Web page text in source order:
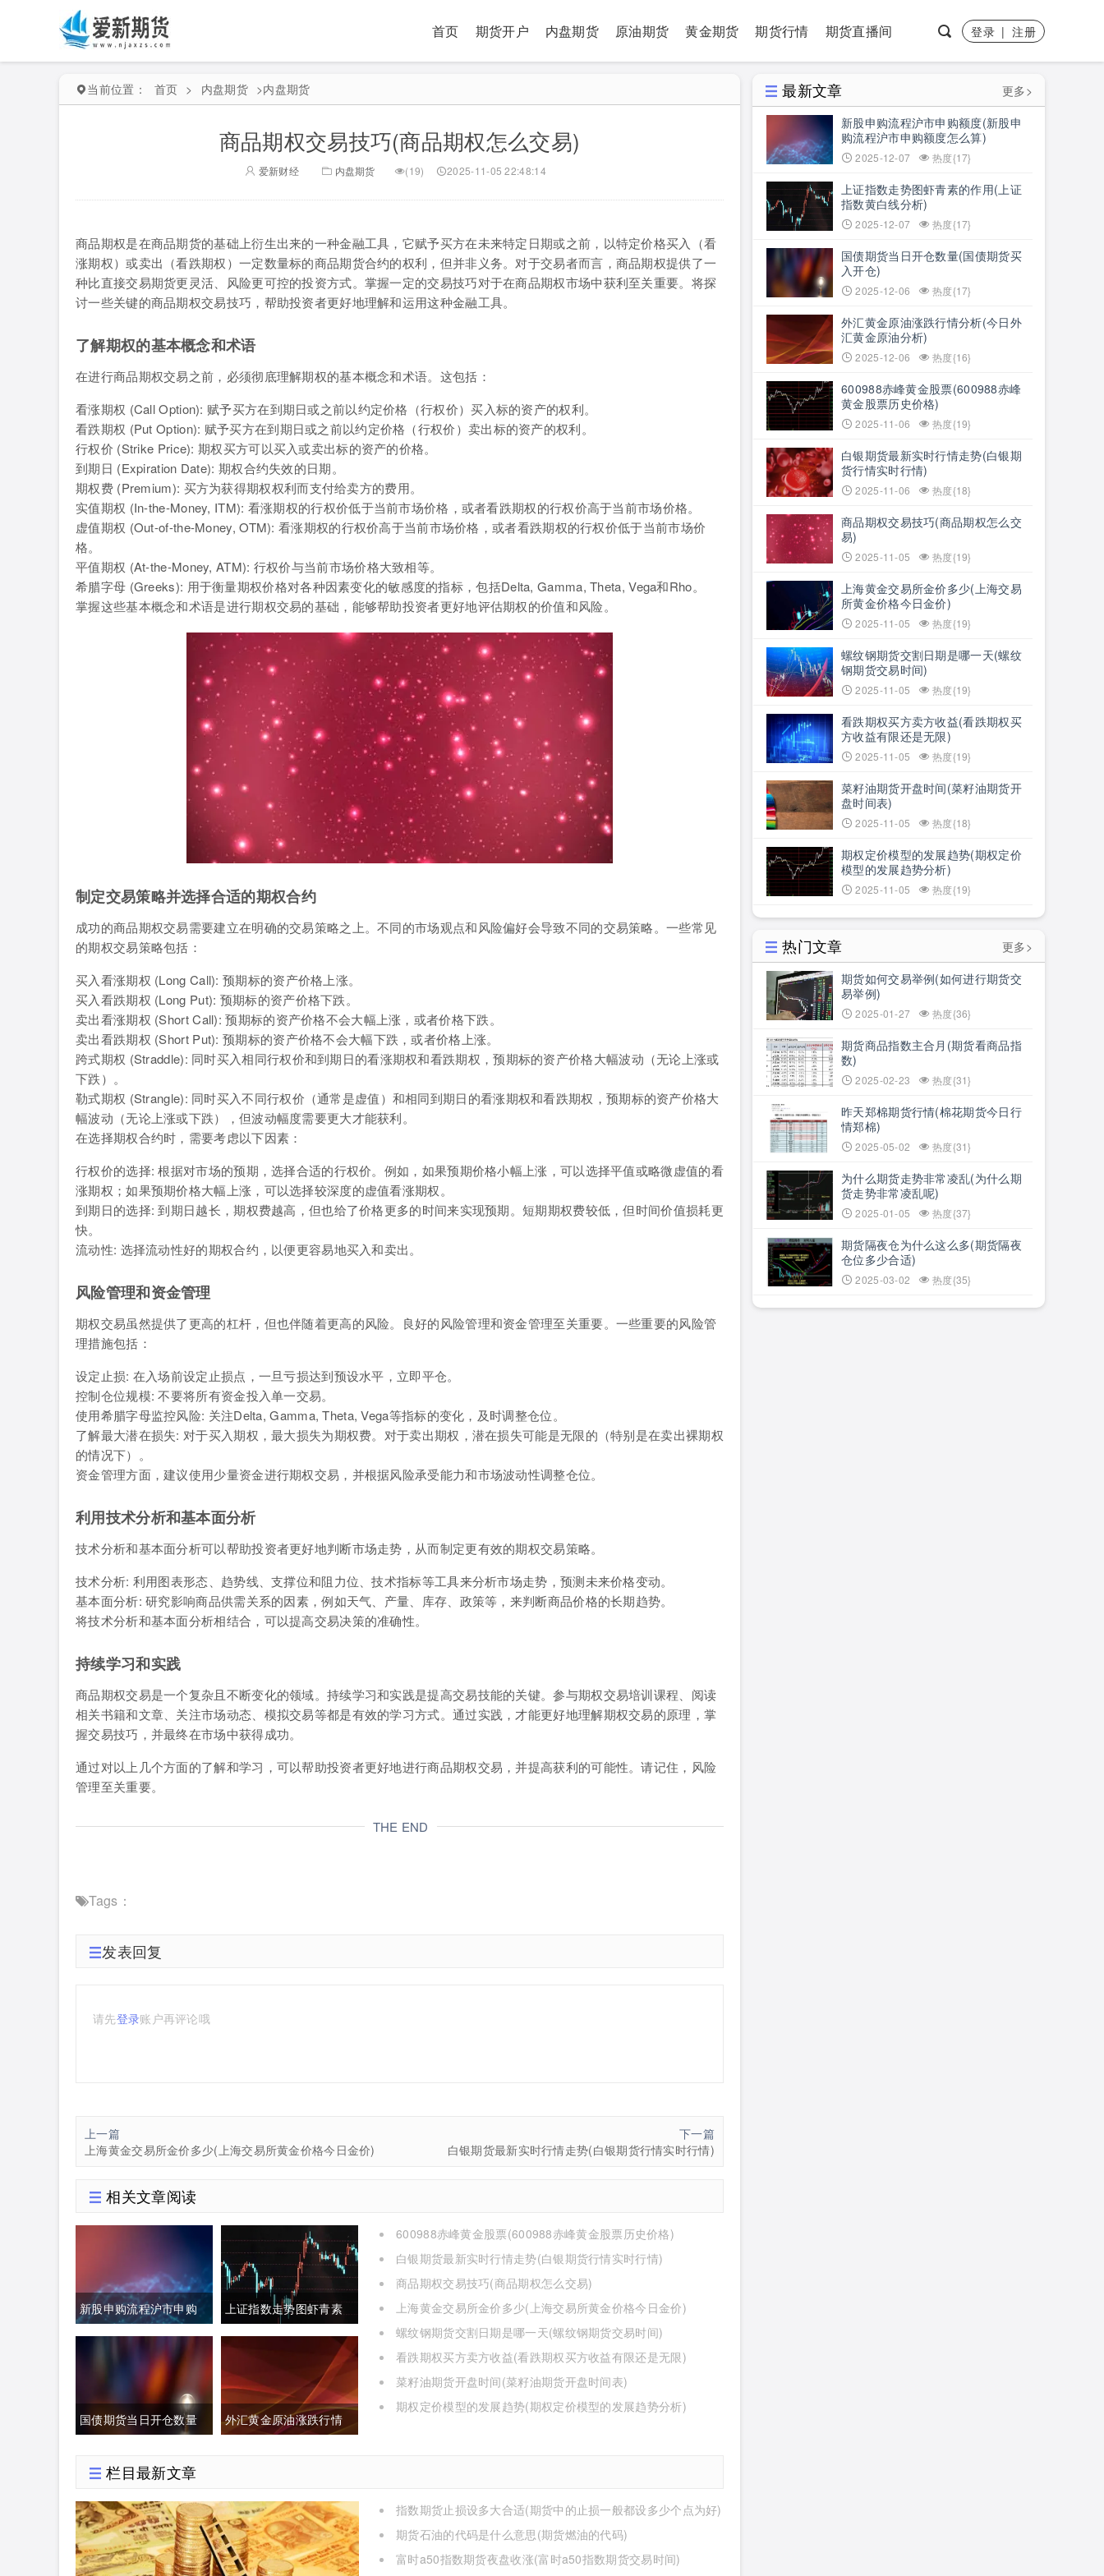
首页 期货开户 内盘期货 原油期货 黄金期货 期货行情 期货直播间 登录|注册
当前位置： 首页 > 内盘期货 >内盘期货
商品期权交易技巧(商品期权怎么交易)
爱新财经 内盘期货 (19) 2025-11-05 22:48:14
商品期权是在商品期货的基础上衍生出来的一种金融工具，它赋予买方在未来特定日期或之前，以特定价格买入（看
涨期权）或卖出（看跌期权）一定数量标的商品期货合约的权利，但并非义务。对于交易者而言，商品期权提供了一
种比直接交易期货更灵活、风险更可控的投资方式。掌握一定的交易技巧对于在商品期权市场中获利至关重要。将探
讨一些关键的商品期权交易技巧，帮助投资者更好地理解和运用这种金融工具。
了解期权的基本概念和术语
在进行商品期权交易之前，必须彻底理解期权的基本概念和术语。这包括：
看涨期权 (Call Option): 赋予买方在到期日或之前以约定价格（行权价）买入标的资产的权利。
看跌期权 (Put Option): 赋予买方在到期日或之前以约定价格（行权价）卖出标的资产的权利。
行权价 (Strike Price): 期权买方可以买入或卖出标的资产的价格。
到期日 (Expiration Date): 期权合约失效的日期。
期权费 (Premium): 买方为获得期权权利而支付给卖方的费用。
实值期权 (In-the-Money, ITM): 看涨期权的行权价低于当前市场价格，或者看跌期权的行权价高于当前市场价格。
虚值期权 (Out-of-the-Money, OTM): 看涨期权的行权价高于当前市场价格，或者看跌期权的行权价低于当前市场价
格。
平值期权 (At-the-Money, ATM): 行权价与当前市场价格大致相等。
希腊字母 (Greeks): 用于衡量期权价格对各种因素变化的敏感度的指标，包括Delta, Gamma, Theta, Vega和Rho。
掌握这些基本概念和术语是进行期权交易的基础，能够帮助投资者更好地评估期权的价值和风险。
制定交易策略并选择合适的期权合约
成功的商品期权交易需要建立在明确的交易策略之上。不同的市场观点和风险偏好会导致不同的交易策略。一些常见
的期权交易策略包括：
买入看涨期权 (Long Call): 预期标的资产价格上涨。
买入看跌期权 (Long Put): 预期标的资产价格下跌。
卖出看涨期权 (Short Call): 预期标的资产价格不会大幅上涨，或者价格下跌。
卖出看跌期权 (Short Put): 预期标的资产价格不会大幅下跌，或者价格上涨。
跨式期权 (Straddle): 同时买入相同行权价和到期日的看涨期权和看跌期权，预期标的资产价格大幅波动（无论上涨或
下跌）。
勒式期权 (Strangle): 同时买入不同行权价（通常是虚值）和相同到期日的看涨期权和看跌期权，预期标的资产价格大
幅波动（无论上涨或下跌），但波动幅度需要更大才能获利。
在选择期权合约时，需要考虑以下因素：
行权价的选择: 根据对市场的预期，选择合适的行权价。例如，如果预期价格小幅上涨，可以选择平值或略微虚值的看
涨期权；如果预期价格大幅上涨，可以选择较深度的虚值看涨期权。
到期日的选择: 到期日越长，期权费越高，但也给了价格更多的时间来实现预期。短期期权费较低，但时间价值损耗更
快。
流动性: 选择流动性好的期权合约，以便更容易地买入和卖出。
风险管理和资金管理
期权交易虽然提供了更高的杠杆，但也伴随着更高的风险。良好的风险管理和资金管理至关重要。一些重要的风险管
理措施包括：
设定止损: 在入场前设定止损点，一旦亏损达到预设水平，立即平仓。
控制仓位规模: 不要将所有资金投入单一交易。
使用希腊字母监控风险: 关注Delta, Gamma, Theta, Vega等指标的变化，及时调整仓位。
了解最大潜在损失: 对于买入期权，最大损失为期权费。对于卖出期权，潜在损失可能是无限的（特别是在卖出裸期权
的情况下）。
资金管理方面，建议使用少量资金进行期权交易，并根据风险承受能力和市场波动性调整仓位。
利用技术分析和基本面分析
技术分析和基本面分析可以帮助投资者更好地判断市场走势，从而制定更有效的期权交易策略。
技术分析: 利用图表形态、趋势线、支撑位和阻力位、技术指标等工具来分析市场走势，预测未来价格变动。
基本面分析: 研究影响商品供需关系的因素，例如天气、产量、库存、政策等，来判断商品价格的长期趋势。
将技术分析和基本面分析相结合，可以提高交易决策的准确性。
持续学习和实践
商品期权交易是一个复杂且不断变化的领域。持续学习和实践是提高交易技能的关键。参与期权交易培训课程、阅读
相关书籍和文章、关注市场动态、模拟交易等都是有效的学习方式。通过实践，才能更好地理解期权交易的原理，掌
握交易技巧，并最终在市场中获得成功。
通过对以上几个方面的了解和学习，可以帮助投资者更好地进行商品期权交易，并提高获利的可能性。请记住，风险
管理至关重要。
THE END
Tags：
发表回复
请先登录账户再评论哦
上一篇
上海黄金交易所金价多少(上海交易所黄金价格今日金价)
下一篇
白银期货最新实时行情走势(白银期货行情实时行情)
相关文章阅读
新股申购流程沪市申购
额度(新股申购流程沪市
申购额度怎么算)
上证指数走势图虾青素
的作用(上证指数黄白线
分析)
国债期货当日开仓数量
外汇黄金原油涨跌行情
600988赤峰黄金股票(600988赤峰黄金股票历史价格)
白银期货最新实时行情走势(白银期货行情实时行情)
商品期权交易技巧(商品期权怎么交易)
上海黄金交易所金价多少(上海交易所黄金价格今日金价)
螺纹钢期货交割日期是哪一天(螺纹钢期货交易时间)
看跌期权买方卖方收益(看跌期权买方收益有限还是无限)
菜籽油期货开盘时间(菜籽油期货开盘时间表)
期权定价模型的发展趋势(期权定价模型的发展趋势分析)
栏目最新文章
指数期货止损设多大合适(期货中的止损一般都设多少个点为好)
期货石油的代码是什么意思(期货燃油的代码)
富时a50指数期货夜盘收涨(富时a50指数期货交易时间)
最新文章
更多>
新股申购流程沪市申购额度(新股申
购流程沪市申购额度怎么算)
2025-12-07 热度{17}
上证指数走势图虾青素的作用(上证
指数黄白线分析)
2025-12-07 热度{17}
国债期货当日开仓数量(国债期货买
入开仓)
2025-12-06 热度{17}
外汇黄金原油涨跌行情分析(今日外
汇黄金原油分析)
2025-12-06 热度{16}
600988赤峰黄金股票(600988赤峰
黄金股票历史价格)
2025-11-06 热度{19}
白银期货最新实时行情走势(白银期
货行情实时行情)
2025-11-06 热度{18}
商品期权交易技巧(商品期权怎么交
易)
2025-11-05 热度{19}
上海黄金交易所金价多少(上海交易
所黄金价格今日金价)
2025-11-05 热度{19}
螺纹钢期货交割日期是哪一天(螺纹
钢期货交易时间)
2025-11-05 热度{19}
看跌期权买方卖方收益(看跌期权买
方收益有限还是无限)
2025-11-05 热度{19}
菜籽油期货开盘时间(菜籽油期货开
盘时间表)
2025-11-05 热度{18}
期权定价模型的发展趋势(期权定价
模型的发展趋势分析)
2025-11-05 热度{19}
热门文章
更多>
期货如何交易举例(如何进行期货交
易举例)
2025-01-27 热度{36}
期货商品指数主合月(期货看商品指
数)
2025-02-23 热度{31}
昨天郑棉期货行情(棉花期货今日行
情郑棉)
2025-05-02 热度{31}
为什么期货走势非常凌乱(为什么期
货走势非常凌乱呢)
2025-01-05 热度{37}
期货隔夜仓为什么这么多(期货隔夜
仓位多少合适)
2025-03-02 热度{35}